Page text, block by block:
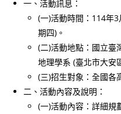
一、活動訊息：
(一)活動時間：114年
期四)。
(二)活動地點：國立臺
地理學系 (臺北市大安
(三)招生對象：全國各
二、活動內容及說明：
(一)活動內容：詳細規